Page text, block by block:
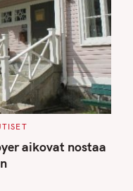
aikovat nostaa